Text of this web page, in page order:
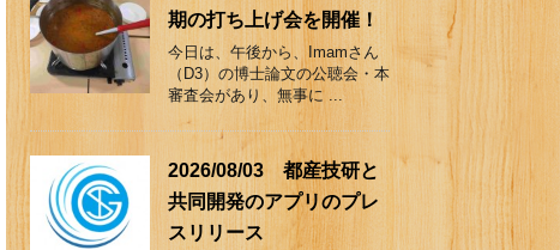
期の打ち上げ会を開催！
今日は、午後から、Imamさん
（D3）の博士論文の公聴会・本
審査会があり、無事に ...
2026/08/03 都産技研と
共同開発のアプリのプレ
スリリース